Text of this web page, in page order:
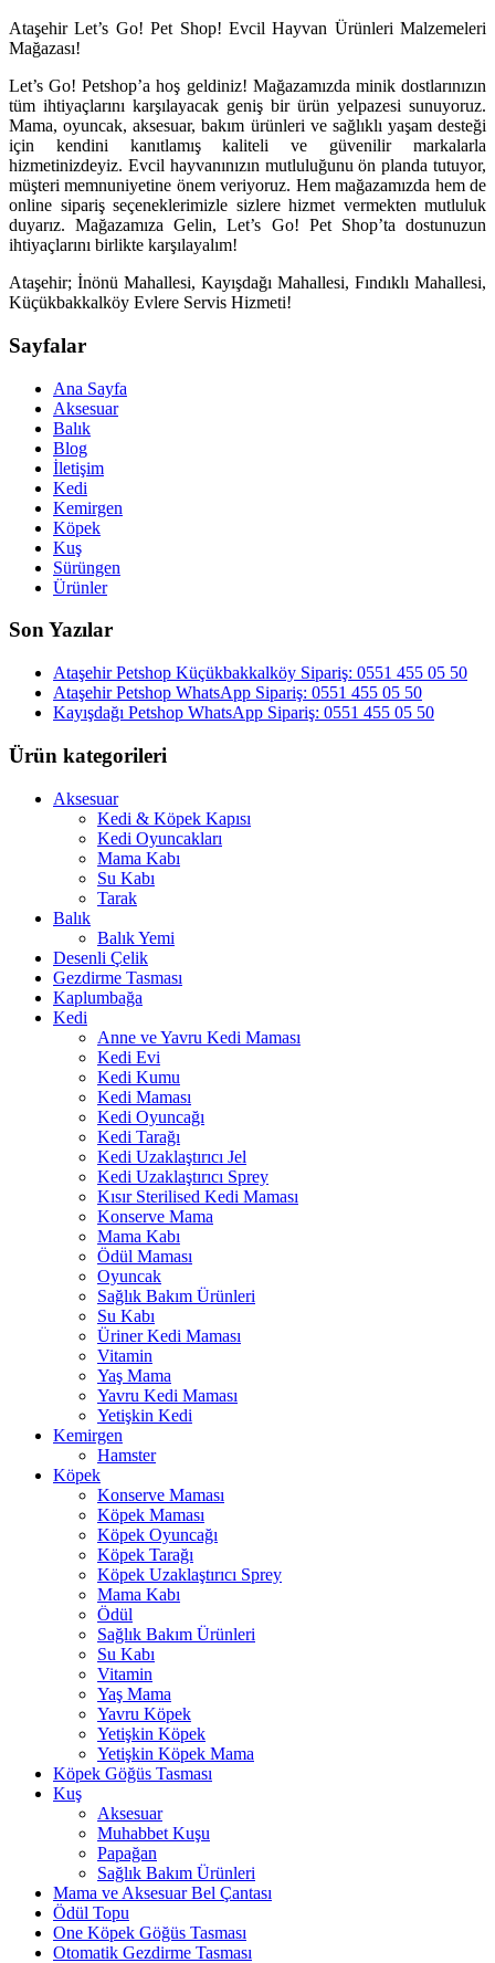
Ataşehir Let’s Go! Pet Shop! Evcil Hayvan Ürünleri Malzemeleri
Mağazası!
Let’s Go! Petshop’a hoş geldiniz! Mağazamızda minik dostlarınızın
tüm ihtiyaçlarını karşılayacak geniş bir ürün yelpazesi sunuyoruz.
Mama, oyuncak, aksesuar, bakım ürünleri ve sağlıklı yaşam desteği
için kendini kanıtlamış kaliteli ve güvenilir markalarla
hizmetinizdeyiz. Evcil hayvanınızın mutluluğunu ön planda tutuyor,
müşteri memnuniyetine önem veriyoruz. Hem mağazamızda hem de
online sipariş seçeneklerimizle sizlere hizmet vermekten mutluluk
duyarız. Mağazamıza Gelin, Let’s Go! Pet Shop’ta dostunuzun
ihtiyaçlarını birlikte karşılayalım!
Ataşehir; İnönü Mahallesi, Kayışdağı Mahallesi, Fındıklı Mahallesi,
Küçükbakkalköy Evlere Servis Hizmeti!
Sayfalar
Ana Sayfa
Aksesuar
Balık
Blog
İletişim
Kedi
Kemirgen
Köpek
Kuş
Sürüngen
Ürünler
Son Yazılar
Ataşehir Petshop Küçükbakkalköy Sipariş: 0551 455 05 50
Ataşehir Petshop WhatsApp Sipariş: 0551 455 05 50
Kayışdağı Petshop WhatsApp Sipariş: 0551 455 05 50
Ürün kategorileri
Aksesuar
Kedi & Köpek Kapısı
Kedi Oyuncakları
Mama Kabı
Su Kabı
Tarak
Balık
Balık Yemi
Desenli Çelik
Gezdirme Tasması
Kaplumbağa
Kedi
Anne ve Yavru Kedi Maması
Kedi Evi
Kedi Kumu
Kedi Maması
Kedi Oyuncağı
Kedi Tarağı
Kedi Uzaklaştırıcı Jel
Kedi Uzaklaştırıcı Sprey
Kısır Sterilised Kedi Maması
Konserve Mama
Mama Kabı
Ödül Maması
Oyuncak
Sağlık Bakım Ürünleri
Su Kabı
Üriner Kedi Maması
Vitamin
Yaş Mama
Yavru Kedi Maması
Yetişkin Kedi
Kemirgen
Hamster
Köpek
Konserve Maması
Köpek Maması
Köpek Oyuncağı
Köpek Tarağı
Köpek Uzaklaştırıcı Sprey
Mama Kabı
Ödül
Sağlık Bakım Ürünleri
Su Kabı
Vitamin
Yaş Mama
Yavru Köpek
Yetişkin Köpek
Yetişkin Köpek Mama
Köpek Göğüs Tasması
Kuş
Aksesuar
Muhabbet Kuşu
Papağan
Sağlık Bakım Ürünleri
Mama ve Aksesuar Bel Çantası
Ödül Topu
One Köpek Göğüs Tasması
Otomatik Gezdirme Tasması